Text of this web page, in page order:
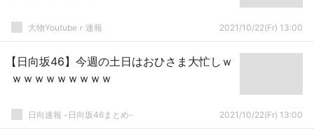
大物Youtubeｒ速報 2021/10/22(Fr) 13:00
【日向坂46】今週の土日はおひさま大忙しｗ
ｗｗｗｗｗｗｗｗｗ
日向速報 -日向坂46まとめ- 2021/10/22(Fr) 13:00